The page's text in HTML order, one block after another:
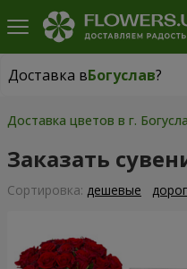
Доставка вБогуслав?
Доставка вБогуслав|
Доставка цветов в г.
Заказать
Cортировка: дешевые